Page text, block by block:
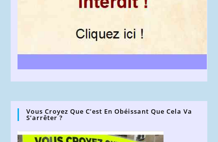
Vous Croyez Que C’est En Obéissant Que Cela Va
S’arrêter ?